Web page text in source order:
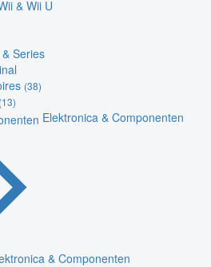
& Wii U
Series
(38)
(13)
Elektronica & Componenten
& Componenten